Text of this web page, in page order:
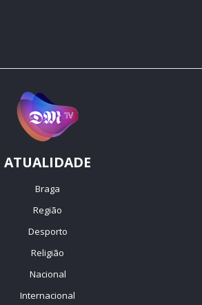
ATUALIDADE
Braga
Região
Desporto
Religião
Nacional
Internacional